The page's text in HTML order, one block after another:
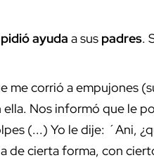
pidió ayuda a sus padres.
me corrió a empujones
Nos informó que le
(...) Yo le dije: ´Ani,
de cierta forma, con